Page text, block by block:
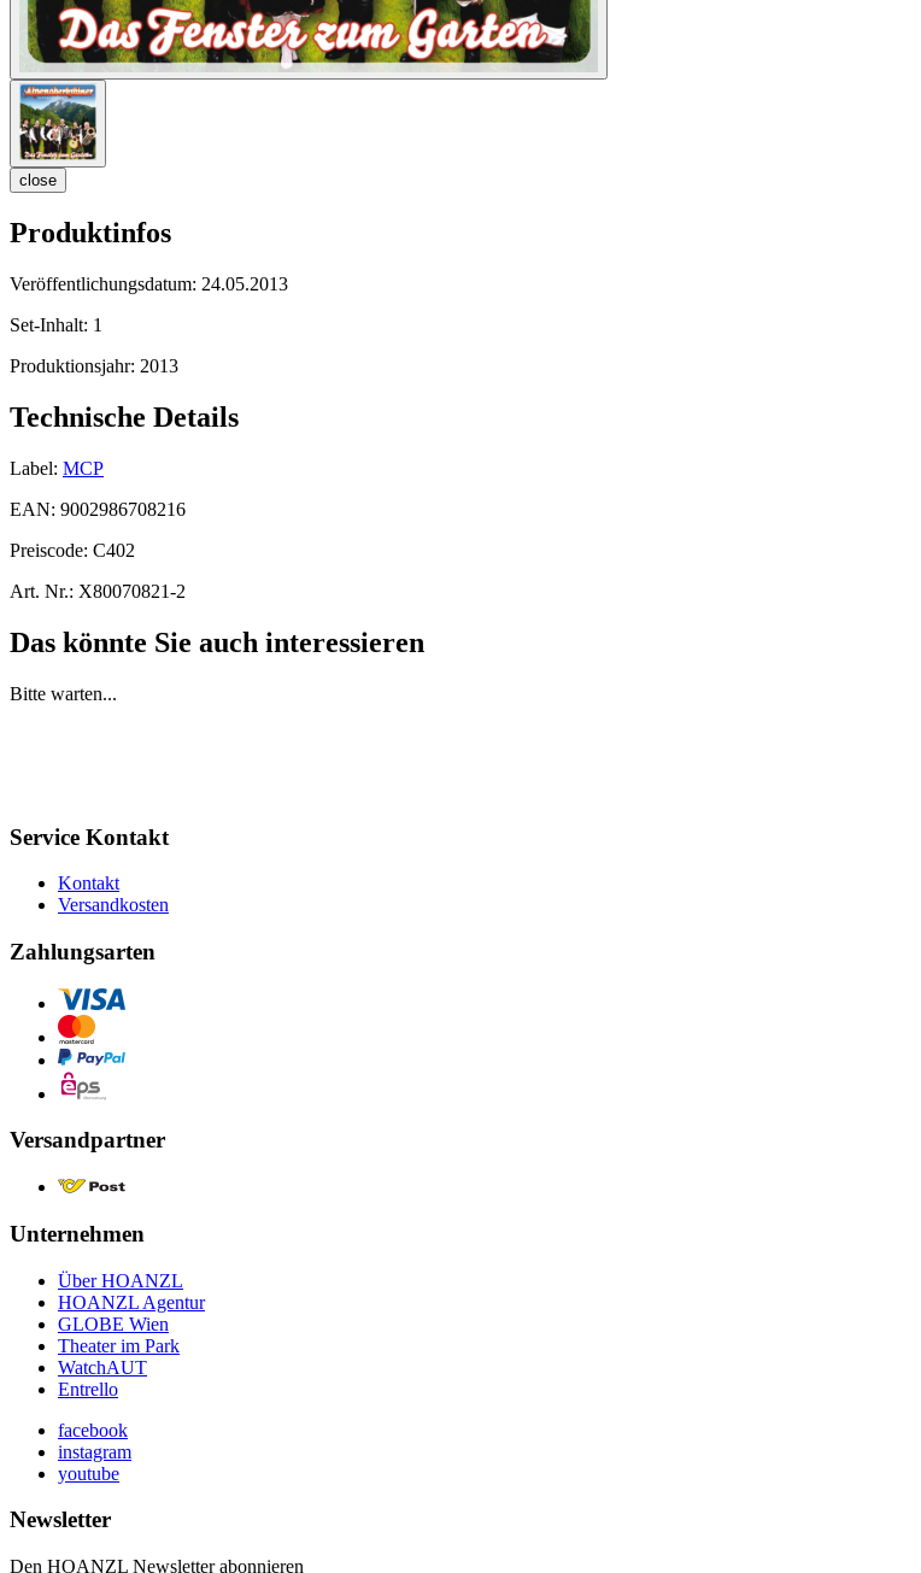
close
Produktinfos
Veröffentlichungsdatum: 24.05.2013
Set-Inhalt: 1
Produktionsjahr: 2013
Technische Details
Label: MCP
EAN: 9002986708216
Preiscode: C402
Art. Nr.: X80070821-2
Das könnte Sie auch interessieren
Bitte warten...
Service Kontakt
Kontakt
Versandkosten
Zahlungsarten
Versandpartner
Unternehmen
Über HOANZL
HOANZL Agentur
GLOBE Wien
Theater im Park
WatchAUT
Entrello
facebook
instagram
youtube
Newsletter
Den HOANZL Newsletter abonnieren